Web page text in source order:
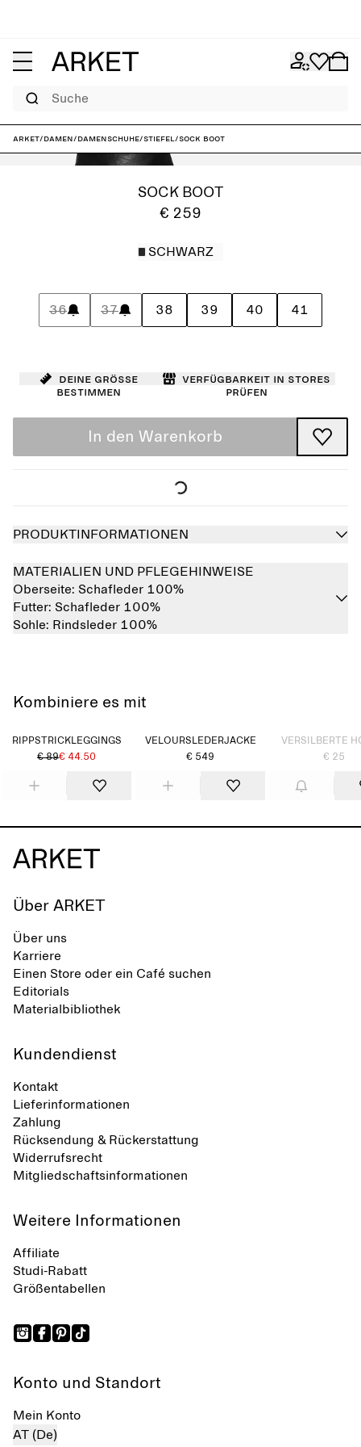
Suche
ARKET/Damen/Damenschuhe/Stiefel/Sock Boot
SOCK BOOT
€ 259
SCHWARZ
36 37 38 39 40 41
Deine Größe
bestimmen
Verfügbarkeit in Stores
prüfen
In den Warenkorb
PRODUKTINFORMATIONEN
MATERIALIEN UND PFLEGEHINWEISE
Oberseite: Schafleder 100%
Futter: Schafleder 100%
Sohle: Rindsleder 100%
Kombiniere es mit
RIPPSTRICKLEGGINGS
€ 89€ 44.50
VELOURSLEDERJACKE
€ 549
VERSILBERTE
€ 25
Über ARKET
Über uns
Karriere
Einen Store oder ein Café suchen
Editorials
Materialbibliothek
Kundendienst
Kontakt
Lieferinformationen
Zahlung
Rücksendung & Rückerstattung
Widerrufsrecht
Mitgliedschaftsinformationen
Weitere Informationen
Affiliate
Studi-Rabatt
Größentabellen
Konto und Standort
Mein Konto
AT (De)